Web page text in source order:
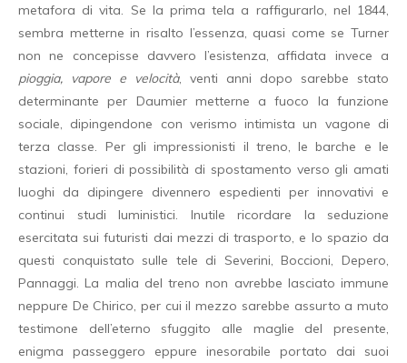
metafora di vita. Se la prima tela a raffigurarlo, nel 1844,
sembra metterne in risalto l’essenza, quasi come se Turner
non ne concepisse davvero l’esistenza, affidata invece a
pioggia, vapore e velocità, venti anni dopo sarebbe stato
determinante per Daumier metterne a fuoco la funzione
sociale, dipingendone con verismo intimista un vagone di
terza classe. Per gli impressionisti il treno, le barche e le
stazioni, forieri di possibilità di spostamento verso gli amati
luoghi da dipingere divennero espedienti per innovativi e
continui studi luministici. Inutile ricordare la seduzione
esercitata sui futuristi dai mezzi di trasporto, e lo spazio da
questi conquistato sulle tele di Severini, Boccioni, Depero,
Pannaggi. La malia del treno non avrebbe lasciato immune
neppure De Chirico, per cui il mezzo sarebbe assurto a muto
testimone dell’eterno sfuggito alle maglie del presente,
enigma passeggero eppure inesorabile portato dai suoi